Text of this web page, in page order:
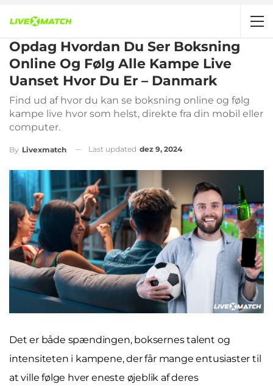
Opdag Hvordan Du Ser Boksning
Online Og Følg Alle Kampe Live
Uanset Hvor Du Er – Danmark
Find ud af hvor du kan se boksning online og følg
kampe live hvor som helst, direkte fra din mobil eller
computer.
By Livexmatch Last updated dez 9, 2024
Det er både spændingen, boksernes talent og
intensiteten i kampene, der får mange entusiaster til
at ville følge hver eneste øjeblik af deres